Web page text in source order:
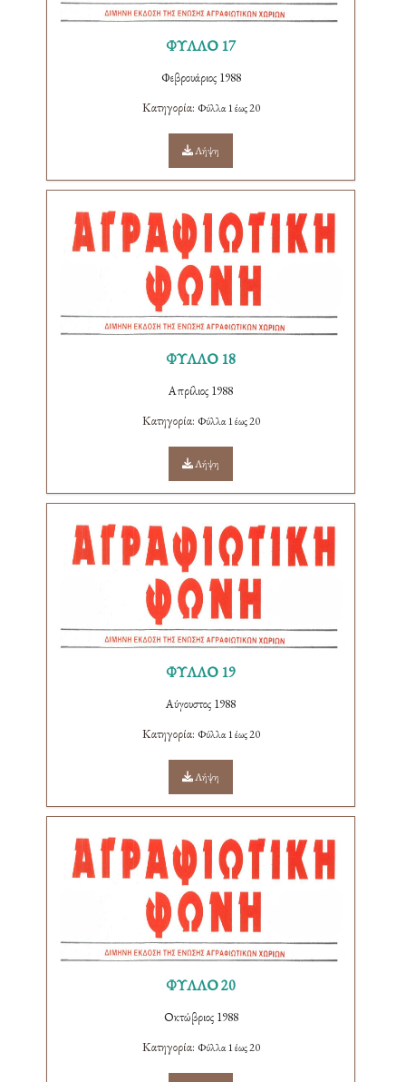
ΦΥΛΛΟ 17
Φεβρουάριος 1988
Κατηγορία: Φύλλα 1 έως 20
Λήψη
ΦΥΛΛΟ 18
Απρίλιος 1988
Κατηγορία: Φύλλα 1 έως 20
Λήψη
ΦΥΛΛΟ 19
Αύγουστος 1988
Κατηγορία: Φύλλα 1 έως 20
Λήψη
ΦΥΛΛΟ 20
Οκτώβριος 1988
Κατηγορία: Φύλλα 1 έως 20